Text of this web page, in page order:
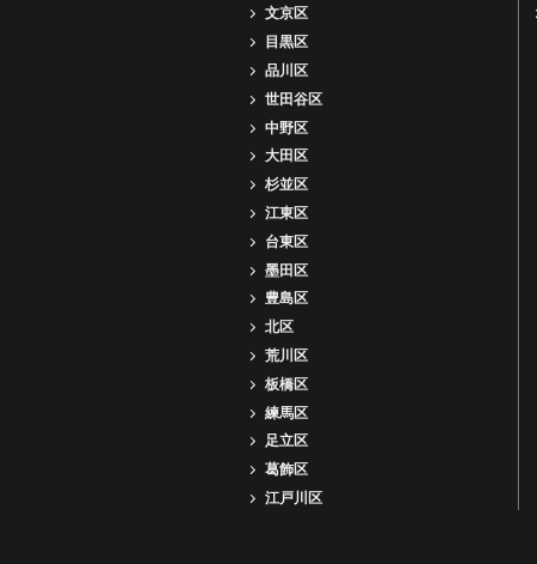
文京区
目黒区
品川区
世田谷区
中野区
大田区
杉並区
江東区
台東区
墨田区
豊島区
北区
荒川区
板橋区
練馬区
足立区
葛飾区
江戸川区